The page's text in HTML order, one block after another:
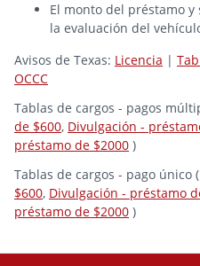
El monto del préstamo
la evaluación del
Avisos de Texas: Licencia |
OCCC
Tablas de cargos - pagos
de $600, Divulgación -
préstamo de $2000 )
Tablas de cargos - pago único (
$600, Divulgación - préstamo
préstamo de $2000 )